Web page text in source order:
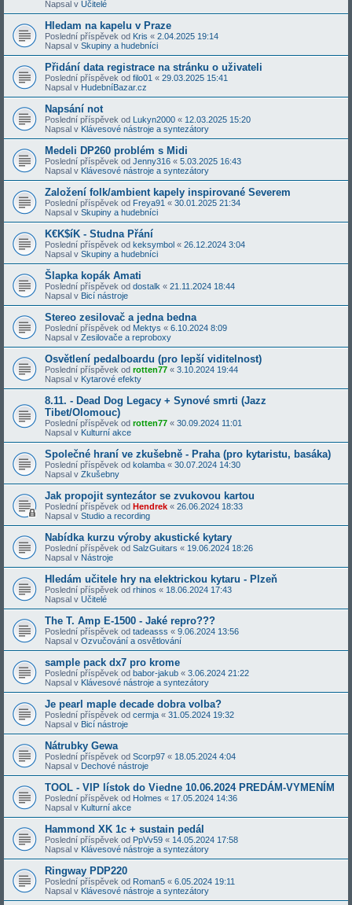
Napsal v Učitelé
Hledam na kapelu v Praze
Poslední příspěvek od Kris « 2.04.2025 19:14
Napsal v Skupiny a hudebníci
Přidání data registrace na stránku o uživateli
Poslední příspěvek od filo01 « 29.03.2025 15:41
Napsal v HudebníBazar.cz
Napsání not
Poslední příspěvek od Lukyn2000 « 12.03.2025 15:20
Napsal v Klávesové nástroje a syntezátory
Medeli DP260 problém s Midi
Poslední příspěvek od Jenny316 « 5.03.2025 16:43
Napsal v Klávesové nástroje a syntezátory
Založení folk/ambient kapely inspirované Severem
Poslední příspěvek od Freya91 « 30.01.2025 21:34
Napsal v Skupiny a hudebníci
K€K$íK - Studna Přání
Poslední příspěvek od keksymbol « 26.12.2024 3:04
Napsal v Skupiny a hudebníci
Šlapka kopák Amati
Poslední příspěvek od dostalk « 21.11.2024 18:44
Napsal v Bicí nástroje
Stereo zesilovač a jedna bedna
Poslední příspěvek od Mektys « 6.10.2024 8:09
Napsal v Zesilovače a reproboxy
Osvětlení pedalboardu (pro lepší viditelnost)
Poslední příspěvek od rotten77 « 3.10.2024 19:44
Napsal v Kytarové efekty
8.11. - Dead Dog Legacy + Synové smrti (Jazz
Tibet/Olomouc)
Poslední příspěvek od rotten77 « 30.09.2024 11:01
Napsal v Kulturní akce
Společné hraní ve zkušebně - Praha (pro kytaristu, basáka)
Poslední příspěvek od kolamba « 30.07.2024 14:30
Napsal v Zkušebny
Jak propojit syntezátor se zvukovou kartou
Poslední příspěvek od Hendrek « 26.06.2024 18:33
Napsal v Studio a recording
Nabídka kurzu výroby akustické kytary
Poslední příspěvek od SalzGuitars « 19.06.2024 18:26
Napsal v Nástroje
Hledám učitele hry na elektrickou kytaru - Plzeň
Poslední příspěvek od rhinos « 18.06.2024 17:43
Napsal v Učitelé
The T. Amp E-1500 - Jaké repro???
Poslední příspěvek od tadeasss « 9.06.2024 13:56
Napsal v Ozvučování a osvětlování
sample pack dx7 pro krome
Poslední příspěvek od babor-jakub « 3.06.2024 21:22
Napsal v Klávesové nástroje a syntezátory
Je pearl maple decade dobra volba?
Poslední příspěvek od cermja « 31.05.2024 19:32
Napsal v Bicí nástroje
Nátrubky Gewa
Poslední příspěvek od Scorp97 « 18.05.2024 4:04
Napsal v Dechové nástroje
TOOL - VIP lístok do Viedne 10.06.2024 PREDÁM-VYMENÍM
Poslední příspěvek od Holmes « 17.05.2024 14:36
Napsal v Kulturní akce
Hammond XK 1c + sustain pedál
Poslední příspěvek od PpVv59 « 14.05.2024 17:58
Napsal v Klávesové nástroje a syntezátory
Ringway PDP220
Poslední příspěvek od Roman5 « 6.05.2024 19:11
Napsal v Klávesové nástroje a syntezátory